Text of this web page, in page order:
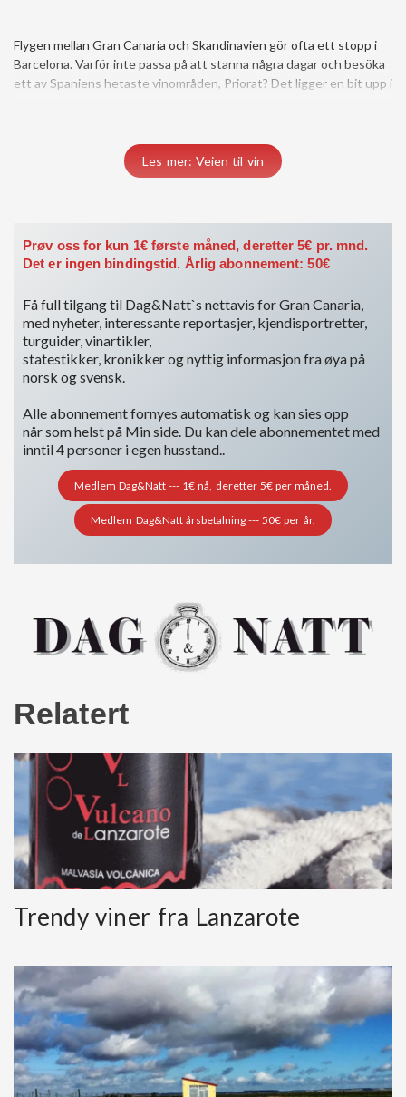
Flygen mellan Gran Canaria och Skandinavien gör ofta ett stopp i
Barcelona. Varför inte passa på att stanna några dagar och besöka
ett av Spaniens hetaste vinområden, Priorat? Det ligger en bit upp i
bergen 10 mil sydväst om Barcelona. I Priorat kan man träffa
Dominic Baimaguet som sedan 20 år äger en liten ekologisk
Les mer: Veien til vin
Prøv oss for kun 1€ første måned, deretter 5€ pr. mnd.
Det er ingen bindingstid. Årlig abonnement: 50€
Få full tilgang til Dag&Natt`s nettavis for Gran Canaria,
med nyheter, interessante reportasjer, kjendisportretter,
turguider, vinartikler,
statestikker, kronikker og nyttig informasjon fra øya på
norsk og svensk.
Alle abonnement fornyes automatisk og kan sies opp
når som helst på Min side. Du kan dele abonnementet med
inntil 4 personer i egen husstand..
Medlem Dag&Natt --- 1€ nå, deretter 5€ per måned.
Medlem Dag&Natt årsbetalning --- 50€ per år.
Relatert
Trendy viner fra Lanzarote